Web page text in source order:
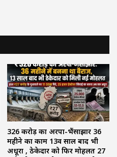
₹326 करोड़ का अरपा-भैंसाझार 36
महीने का काम 13वें साल बाद भी
अधूरा , ठेकेदार को फिर मोहलत ₹27